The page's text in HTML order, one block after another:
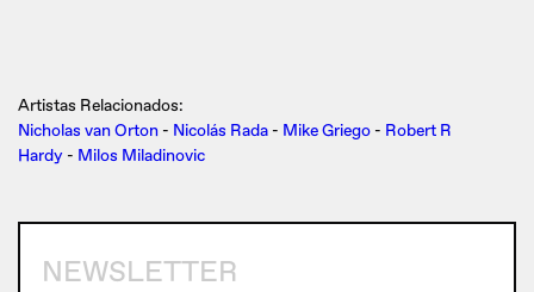
Artistas Relacionados:
Nicholas van Orton - Nicolás Rada - Mike Griego - Robert R
Hardy - Milos Miladinovic
NEWSLETTER